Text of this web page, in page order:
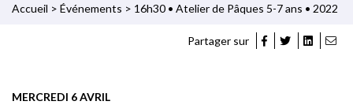
Accueil > Événements > 16h30 • Atelier de Pâques 5-7 ans • 2022
Partager sur
MERCREDI 6 AVRIL